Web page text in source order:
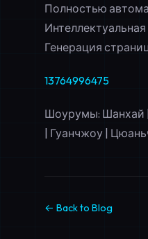
Полностью
Интеллектуальная
Генерация
13764996475
Шоурумы: Шанхай
| Гуанчжоу |
← Back to Blog